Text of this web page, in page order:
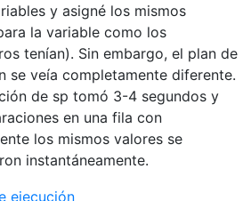
y asigné los mismos
la variable como los
tenían). Sin embargo, el plan de
se veía completamente diferente.
de sp tomó 3-4 segundos y
en una fila con
los mismos valores se
instantáneamente.